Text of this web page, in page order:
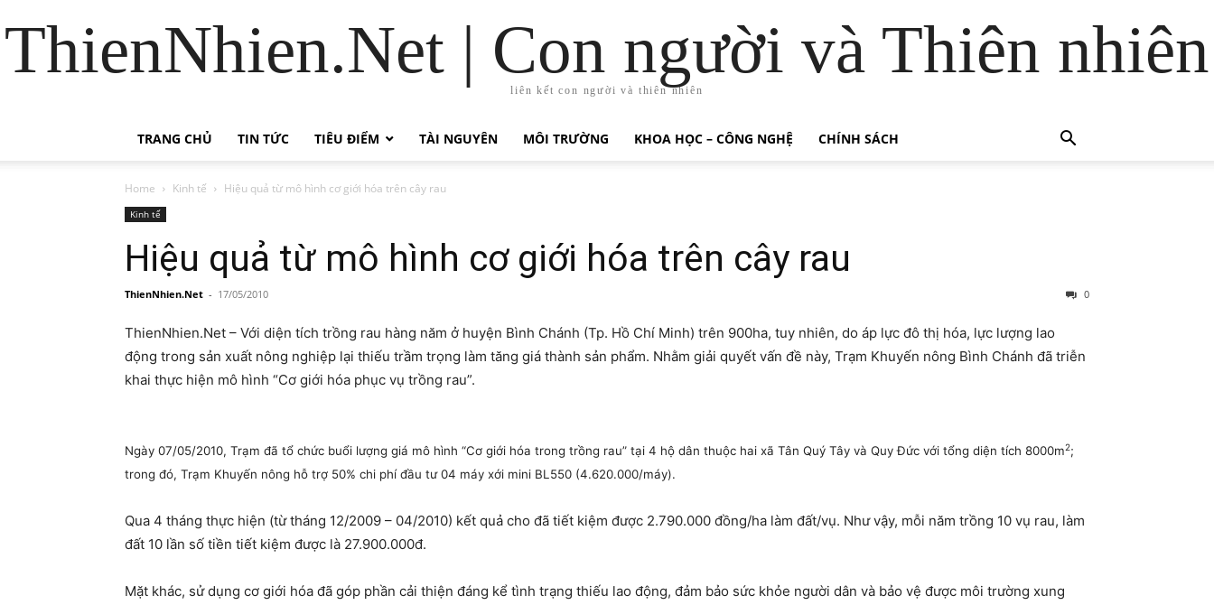
ThienNhien.Net | Con người và Thiên nhiên
liên kết con người và thiên nhiên
TRANG CHỦ TIN TỨC TIÊU ĐIỂM TÀI NGUYÊN MÔI TRƯỜNG KHOA HỌC – CÔNG NGHỆ CHÍNH SÁCH
Home Kinh tế Hiệu quả từ mô hình cơ giới hóa trên cây rau
Kinh tế
Hiệu quả từ mô hình cơ giới hóa trên cây rau
ThienNhien.Net - 17/05/2010 0
ThienNhien.Net – Với diện tích trồng rau hàng năm ở huyện Bình Chánh (Tp. Hồ Chí Minh) trên 900ha, tuy nhiên, do áp lực đô thị hóa, lực lượng lao
động trong sản xuất nông nghiệp lại thiếu trầm trọng làm tăng giá thành sản phẩm. Nhằm giải quyết vấn đề này, Trạm Khuyến nông Bình Chánh đã triễn
khai thực hiện mô hình “Cơ giới hóa phục vụ trồng rau”.
Ngày 07/05/2010, Trạm đã tổ chức buổi lượng giá mô hình “Cơ giới hóa trong trồng rau” tại 4 hộ dân thuộc hai xã Tân Quý Tây và Quy Đức với tổng diện tích 8000m2;
trong đó, Trạm Khuyến nông hỗ trợ 50% chi phí đầu tư 04 máy xới mini BL550 (4.620.000/máy).
Qua 4 tháng thực hiện (từ tháng 12/2009 – 04/2010) kết quả cho đã tiết kiệm được 2.790.000 đồng/ha làm đất/vụ. Như vậy, mỗi năm trồng 10 vụ rau, làm
đất 10 lần số tiền tiết kiệm được là 27.900.000đ.
Mặt khác, sử dụng cơ giới hóa đã góp phần cải thiện đáng kể tình trạng thiếu lao động, đảm bảo sức khỏe người dân và bảo vệ được môi trường xung